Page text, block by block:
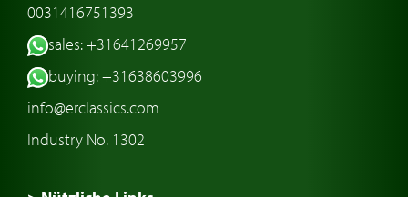
0031416751393
sales: +31641269957
buying: +31638603996
info@erclassics.com
Industry No. 1302